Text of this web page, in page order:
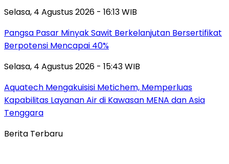
Selasa, 4 Agustus 2026 - 16:13 WIB
Pangsa Pasar Minyak Sawit Berkelanjutan Bersertifikat
Berpotensi Mencapai 40%
Selasa, 4 Agustus 2026 - 15:43 WIB
Aquatech Mengakuisisi Metichem, Memperluas
Kapabilitas Layanan Air di Kawasan MENA dan Asia
Tenggara
Berita Terbaru